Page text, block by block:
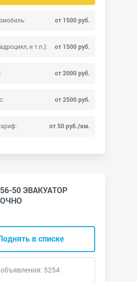
от 1500 руб.
и т.п.): от 1500 руб.
от 2000 руб.
от 2500 руб.
от 50 руб./км.
50 ЭВАКУАТОР
в списке
5254